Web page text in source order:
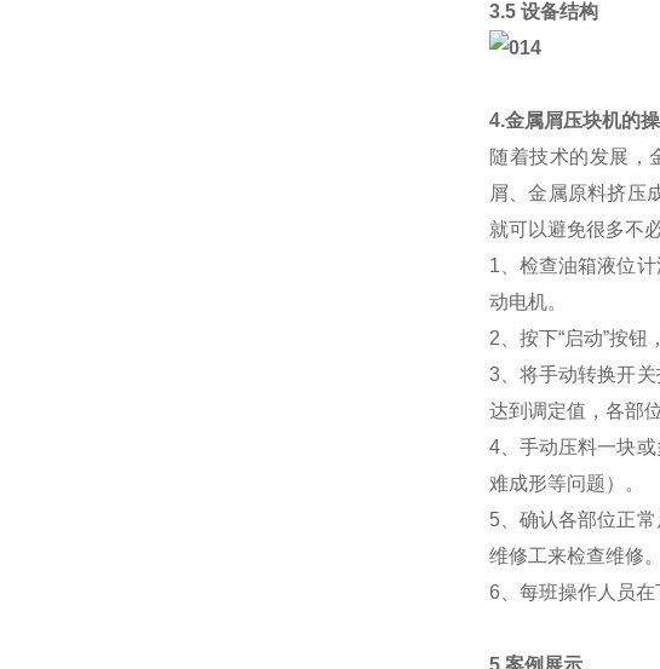
3.5 设备结构
4.金属屑压块机的
随着技术的发展，
屑、金属原料挤压
就可以避免很多不
1、检查油箱液位
动电机。
2、按下“启动”按
3、将手动转换开
达到调定值，各部
4、手动压料一块
难成形等问题）。
5、确认各部位正
维修工来检查维修
6、每班操作人员在
5.案例展示